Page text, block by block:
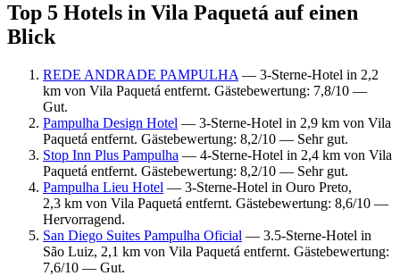
Top 5 Hotels in Vila Paquetá auf einen
Blick
REDE ANDRADE PAMPULHA — 3-Sterne-Hotel in 2,2
km von Vila Paquetá entfernt. Gästebewertung: 7,8/10 —
Gut.
Pampulha Design Hotel — 3-Sterne-Hotel in 2,9 km von Vila
Paquetá entfernt. Gästebewertung: 8,2/10 — Sehr gut.
Stop Inn Plus Pampulha — 4-Sterne-Hotel in 2,4 km von Vila
Paquetá entfernt. Gästebewertung: 8,2/10 — Sehr gut.
Pampulha Lieu Hotel — 3-Sterne-Hotel in Ouro Preto,
2,3 km von Vila Paquetá entfernt. Gästebewertung: 8,6/10 —
Hervorragend.
San Diego Suites Pampulha Oficial — 3.5-Sterne-Hotel in
São Luiz, 2,1 km von Vila Paquetá entfernt. Gästebewertung:
7,6/10 — Gut.